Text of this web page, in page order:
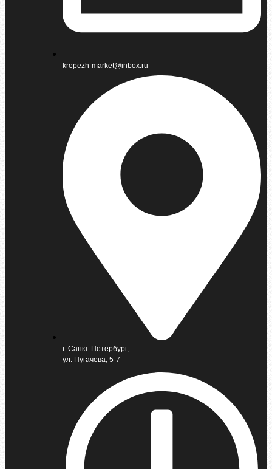
krepezh-market@inbox.ru
г. Санкт-Петербург,
ул. Пугачева, 5-7